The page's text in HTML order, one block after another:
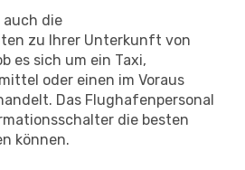
auch die
zu Ihrer Unterkunft von
es sich um ein Taxi,
oder einen im Voraus
Das Flughafenpersonal
die besten
können.